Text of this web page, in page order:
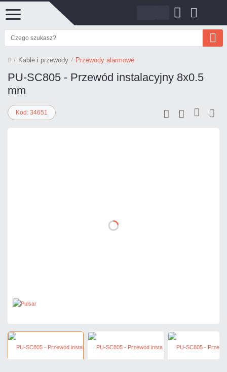
Kable i przewody Przewody alarmowe
PU-SC805 - Przewód instalacyjny 8x0.5
mm
Kod: 34651